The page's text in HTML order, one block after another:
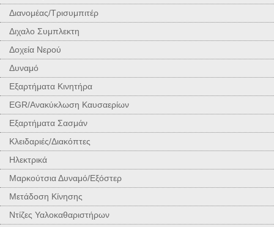
Διανομέας/Τρισυμπιτέρ
Διχαλο Συμπλεκτη
Δοχεία Νερού
Δυναμό
Εξαρτήματα Κινητήρα
EGR/Ανακύκλωση Καυσαερίων
Εξαρτήματα Σασμάν
Κλειδαριές/Διακόπτες
Ηλεκτρικά
Μαρκούτσια Δυναμό/Εξόστερ
Μετάδοση Κίνησης
Ντίζες Υαλοκαθαριστήρων